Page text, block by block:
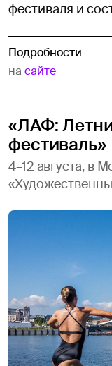
фестиваля и
Подробности
на сайте
«ЛАФ:
фестиваль»
4–12 августа, в